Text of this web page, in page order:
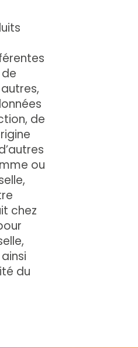
de
ou
chez
du